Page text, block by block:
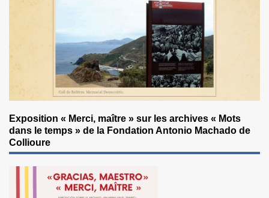
Exposition « Merci, maître » sur les archives « Mots
dans le temps » de la Fondation Antonio Machado de
Collioure